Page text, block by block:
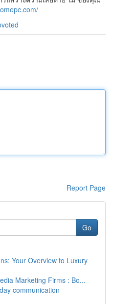
Report Page
Go
Your Overview to Luxury
Marketing Firms : Bo...
communication